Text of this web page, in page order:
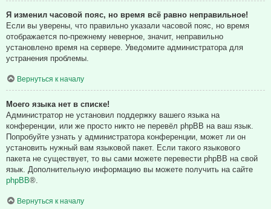
Я изменил часовой пояс, но время всё равно неправильное!
Если вы уверены, что правильно указали часовой пояс, но время
отображается по-прежнему неверное, значит, неправильно
установлено время на сервере. Уведомите администратора для
устранения проблемы.
Вернуться к началу
Моего языка нет в списке!
Администратор не установил поддержку вашего языка на
конференции, или же просто никто не перевёл phpBB на ваш язык.
Попробуйте узнать у администратора конференции, может ли он
установить нужный вам языковой пакет. Если такого языкового
пакета не существует, то вы сами можете перевести phpBB на свой
язык. Дополнительную информацию вы можете получить на сайте
phpBB®.
Вернуться к началу